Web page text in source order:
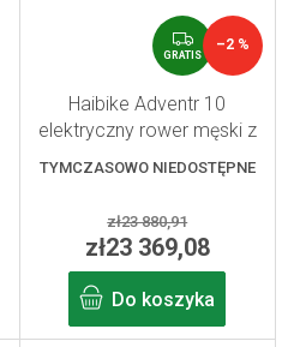
G
R
A
T
S
GRATIS
–2 %
Haibike Adventr 10
elektryczny rower męski z
pełnym zawieszeniem
TYMCZASOWO NIEDOSTĘPNE
zł23 880,91
zł23 369,08
Do koszyka